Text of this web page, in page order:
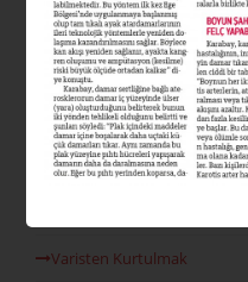
Varis Nedir?
Varis Tipleri Nelerdir?
Varis Nedenleri
Venöz Reflü
Varisten Kurtulmak